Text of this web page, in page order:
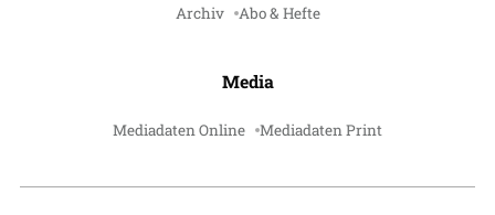
Archiv Abo & Hefte
Media
Mediadaten Online Mediadaten Print